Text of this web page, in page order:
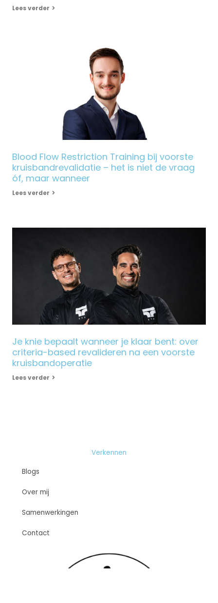
Lees verder
Blood Flow Restriction Training bij voorste
kruisbandrevalidatie – het is niet de vraag
óf, maar wanneer
Lees verder
Je knie bepaalt wanneer je klaar bent: over
criteria-based revalideren na een voorste
kruisbandoperatie
Lees verder
Verkennen
Blogs
Over mij
Samenwerkingen
Contact